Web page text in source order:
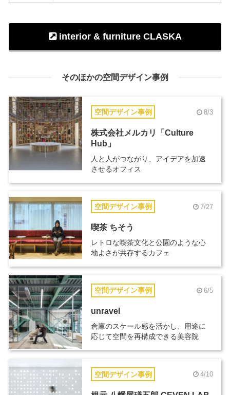
interior & furniture CLASKA
そのほかの空間デザイン事例
空間デザイン事例 8/3
株式会社メルカリ「Culture
Hub」
人と人がつながり、アイデアを加速
させるオフィス
空間デザイン事例 7/27
喫茶 ちそう
レトロな喫茶文化と公園のような心
地よさが共存するカフェ
空間デザイン事例 6/5
unravel
倉庫のスケール感を活かし、用途に
応じて空間を再構成できる美容院
空間デザイン事例 4/10